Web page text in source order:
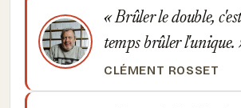
Brûler le double,
temps brûler l'unique.
CLÉMENT ROSSET